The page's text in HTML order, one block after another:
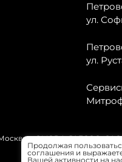
ул.
ул.
OMODA, JAECOO,
Продолжая
соглашения и
Вашей активности на